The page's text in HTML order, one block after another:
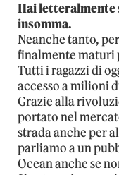
Hai letteralmente
insomma.
Neanche tanto,
finalmente maturi
Tutti i ragazzi di
accesso a milioni
Grazie alla
portato nel
strada anche per
parliamo a un
Ocean anche se